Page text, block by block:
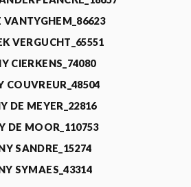
VANTYGHEM_86623
VERGUCHT_65551
CIERKENS_74080
COUVREUR_48504
DE MEYER_22816
DE MOOR_110753
SANDRE_15274
SYMAES_43314